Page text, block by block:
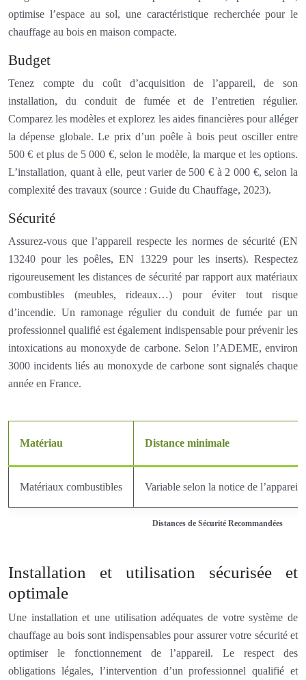
optimise l’espace au sol, une caractéristique recherchée pour le
chauffage au bois en maison compacte.
Budget
Tenez compte du coût d’acquisition de l’appareil, de son
installation, du conduit de fumée et de l’entretien régulier.
Comparez les modèles et explorez les aides financières pour alléger
la dépense globale. Le prix d’un poêle à bois peut osciller entre
500 € et plus de 5 000 €, selon le modèle, la marque et les options.
L’installation, quant à elle, peut varier de 500 € à 2 000 €, selon la
complexité des travaux (source : Guide du Chauffage, 2023).
Sécurité
Assurez-vous que l’appareil respecte les normes de sécurité (EN
13240 pour les poêles, EN 13229 pour les inserts). Respectez
rigoureusement les distances de sécurité par rapport aux matériaux
combustibles (meubles, rideaux…) pour éviter tout risque
d’incendie. Un ramonage régulier du conduit de fumée par un
professionnel qualifié est également indispensable pour prévenir les
intoxications au monoxyde de carbone. Selon l’ADEME, environ
3000 incidents liés au monoxyde de carbone sont signalés chaque
année en France.
Distances de Sécurité Recommandées
Matériau Distance minimale
Matériaux combustibles Variable selon la notice de l’appareil
Installation et utilisation sécurisée et
optimale
Une installation et une utilisation adéquates de votre système de
chauffage au bois sont indispensables pour assurer votre sécurité et
optimiser le fonctionnement de l’appareil. Le respect des
obligations légales, l’intervention d’un professionnel qualifié et